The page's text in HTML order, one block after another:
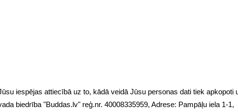
iespējas attiecībā uz to, kādā veidā Jūsu personas dati tiek apkopoti
biedrība "Buddas.lv" reģ.nr. 40008335959, Adrese: Pampāļu iela 1-1,